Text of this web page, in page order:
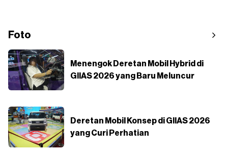
Foto
Menengok Deretan Mobil Hybrid di
GIIAS 2026 yang Baru Meluncur
Deretan Mobil Konsep di GIIAS 2026
yang Curi Perhatian